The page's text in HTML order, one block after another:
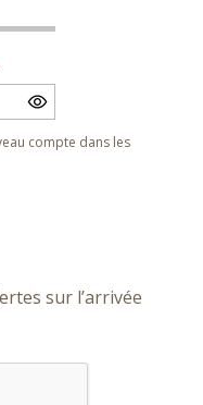
compte dans les
sur l’arrivée